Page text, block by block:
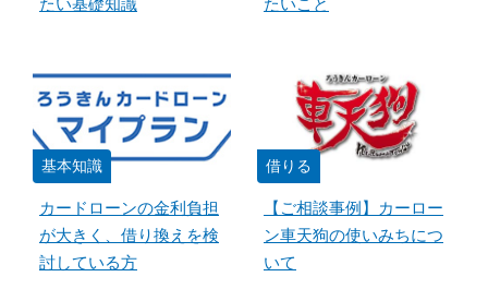
たい基礎知識 たいこと
基本知識
カードローンの金利負担
が大きく、借り換えを検
討している方
借りる
【ご相談事例】カーロー
ン車天狗の使いみちにつ
いて